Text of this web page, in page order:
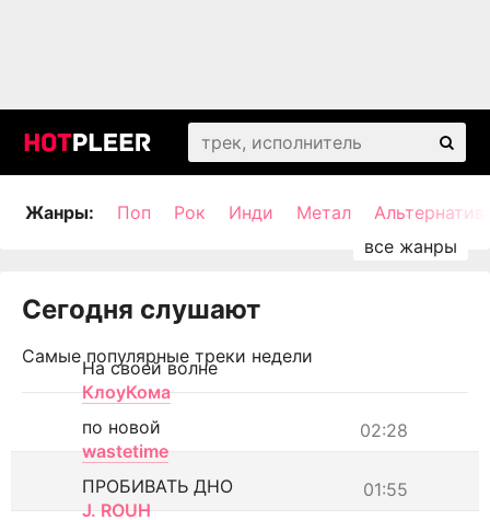
Жанры: Поп Рок Инди Метал
Сегодня слушают
Самые популярные треки недели
На своей волне
КлоуКома
02:28
по новой
wastetime
01:55
ПРОБИВАТЬ ДНО
J. ROUH